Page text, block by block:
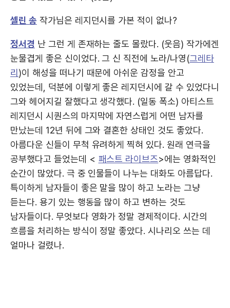
셀린 송 작가님은 레지던시를 가본 적이 없나?
정서경 난 그런 게 존재하는 줄도 몰랐다. (웃음) 작가에겐
눈물겹게 좋은 신이었다. 그 신 직전에 노라/나영(그레타
리)이 해성을 떠나기 때문에 아쉬운 감정을 안고
있었는데, 덕분에 이렇게 좋은 레지던시에 갈 수 있었다니
그와 헤어지길 잘했다고 생각했다. (일동 폭소) 아티스트
레지던시 시퀀스의 마지막에 자연스럽게 어떤 남자를
만났는데 12년 뒤에 그와 결혼한 상태인 것도 좋았다.
아름다운 신들이 무척 유려하게 찍혀 있다. 원래 연극을
공부했다고 들었는데 < 패스트 라이브즈>에는 영화적인
순간이 많았다. 극 중 인물들이 나누는 대화도 아름답다.
특이하게 남자들이 좋은 말을 많이 하고 노라는 그냥
듣는다. 용기 있는 행동을 많이 하고 변하는 것도
남자들이다. 무엇보다 영화가 정말 경제적이다. 시간의
흐름을 처리하는 방식이 정말 좋았다. 시나리오 쓰는 데
얼마나 걸렸나.